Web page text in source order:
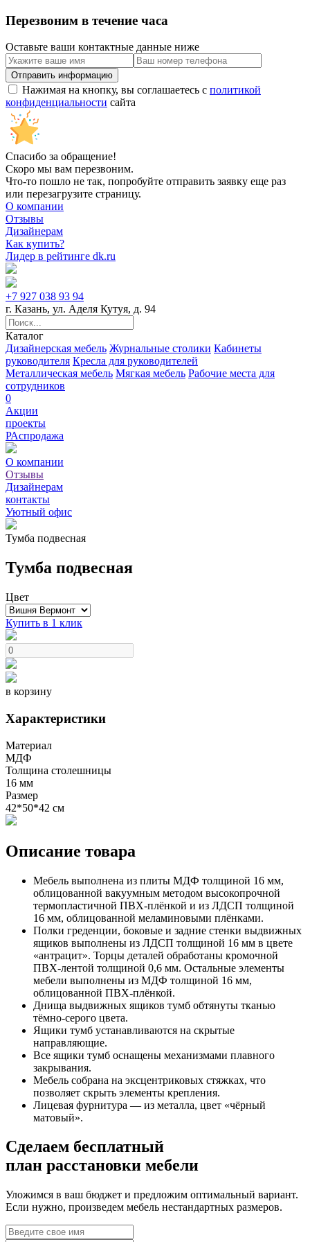
Перезвоним в течение часа
Оставьте ваши контактные данные ниже
Нажимая на кнопку, вы соглашаетесь с политикой
конфиденциальности сайта
Спасибо за обращение!
Скоро мы вам перезвоним.
Что-то пошло не так, попробуйте отправить заявку еще раз
или перезагрузите страницу.
О компании
Отзывы
Дизайнерам
Как купить?
Лидер в рейтинге dk.ru
+7 927 038 93 94
г. Казань, ул. Аделя Кутуя, д. 94
Каталог
Дизайнерская мебель Журнальные столики Кабинеты
руководителя Кресла для руководителей
Металлическая мебель Мягкая мебель Рабочие места для
сотрудников
0
Акции
проекты
РАспродажа
О компании
Отзывы
Дизайнерам
контакты
Уютный офис
Тумба подвесная
Тумба подвесная
Цвет
Купить в 1 клик
в корзину
Характеристики
Материал
МДФ
Толщина столешницы
16 мм
Размер
42*50*42 см
Описание товара
Мебель выполнена из плиты МДФ толщиной 16 мм,
облицованной вакуумным методом высокопрочной
термопластичной ПВХ-плёнкой и из ЛДСП толщиной
16 мм, облицованной меламиновыми плёнками.
Полки греденции, боковые и задние стенки выдвижных
ящиков выполнены из ЛДСП толщиной 16 мм в цвете
«антрацит». Торцы деталей обработаны кромочной
ПВХ-лентой толщиной 0,6 мм. Остальные элементы
мебели выполнены из МДФ толщиной 16 мм,
облицованной ПВХ-плёнкой.
Днища выдвижных ящиков тумб обтянуты тканью
тёмно-серого цвета.
Ящики тумб устанавливаются на скрытые
направляющие.
Все ящики тумб оснащены механизмами плавного
закрывания.
Мебель собрана на эксцентриковых стяжках, что
позволяет скрыть элементы крепления.
Лицевая фурнитура — из металла, цвет «чёрный
матовый».
Сделаем бесплатный
план расстановки мебели
Уложимся в ваш бюджет и предложим оптимальный вариант.
Если нужно, произведем мебель нестандартных размеров.